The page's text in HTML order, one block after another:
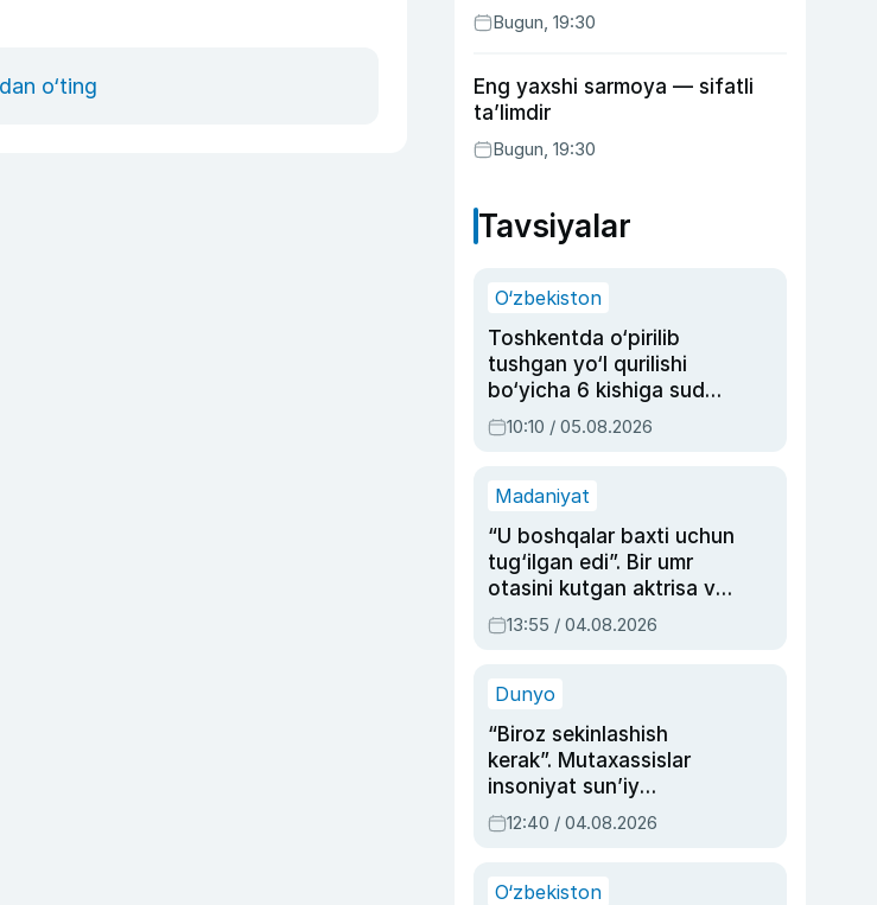
o‘ting
Bugun, 19:30
Eng yaxshi sarmoya — sifatli
ta’limdir
Bugun, 19:30
Tavsiyalar
O‘zbekiston
Toshkentda o‘pirilib
tushgan yo‘l qurilishi
bo‘yicha 6 kishiga sud
hukmi o‘qildi
10:10 / 05.08.2026
Madaniyat
“U boshqalar baxti uchun
tug‘ilgan edi”. Bir umr
otasini kutgan aktrisa va
dublyaj ustasi Rimma
Ahmedovaning
13:55 / 04.08.2026
Dunyo
“Biroz sekinlashish
kerak”. Mutaxassislar
insoniyat sun’iy
intellektni boshqara
olmay qolishidan xavotir
12:40 / 04.08.2026
O‘zbekiston